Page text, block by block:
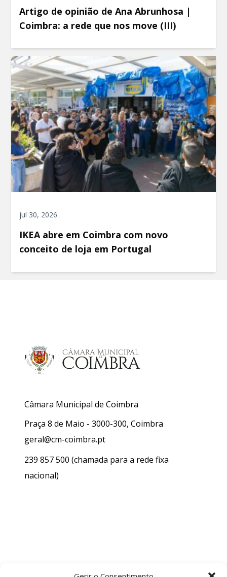
Artigo de opinião de Ana Abrunhosa |
Coimbra: a rede que nos move (III)
jul 30, 2026
IKEA abre em Coimbra com novo
conceito de loja em Portugal
Câmara Municipal de Coimbra
Praça 8 de Maio - 3000-300, Coimbra
geral@cm-coimbra.pt
239 857 500 (chamada para a rede fixa
nacional)